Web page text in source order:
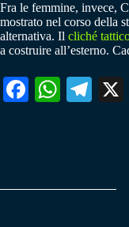
Fra le femmine, invece,
mostrato nel corso della
alternativa. Il cliché
a costruire all’esterno.
Fa W
pp
Te
m